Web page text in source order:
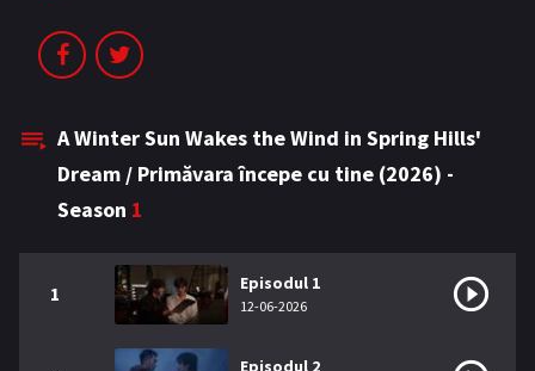
A Winter Sun Wakes the Wind in Spring Hills'
Dream / Primăvara începe cu tine (2026) -
Season 1
1 Episodul 1
12-06-2026
Episodul 2